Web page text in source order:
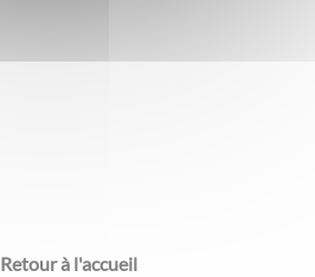
Retour à l'accueil